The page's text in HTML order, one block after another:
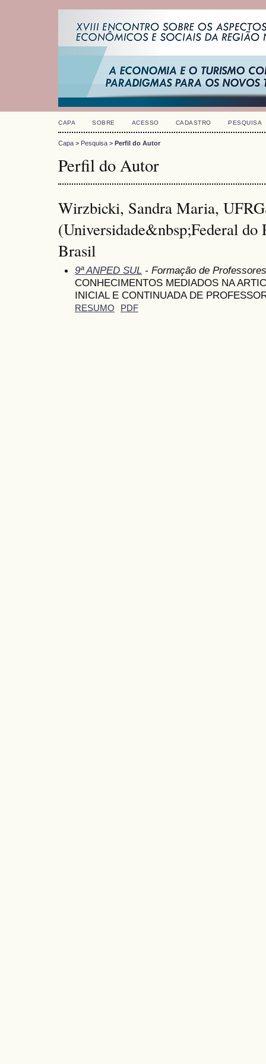
CAPA SOBRE ACESSO CADASTRO PESQUISA
Capa > Pesquisa > Perfil do Autor
Perfil do Autor
Wirzbicki, Sandra Maria,
(Universidade&nbsp;Federal do
Brasil
9ª ANPED SUL - Formação de Professores
CONHECIMENTOS MEDIADOS NA
INICIAL E CONTINUADA DE
RESUMO PDF